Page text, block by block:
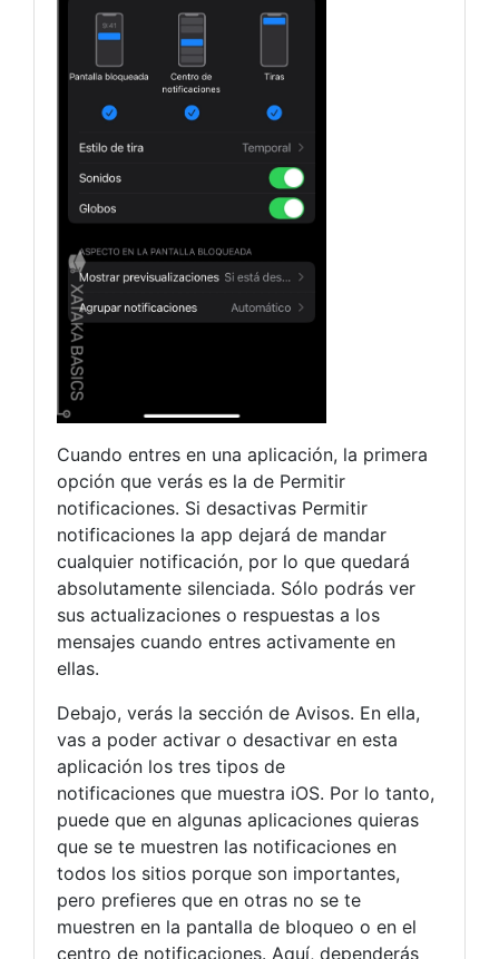
Cuando entres en una aplicación, la primera
opción que verás es la de Permitir
notificaciones. Si desactivas Permitir
notificaciones la app dejará de mandar
cualquier notificación, por lo que quedará
absolutamente silenciada. Sólo podrás ver
sus actualizaciones o respuestas a los
mensajes cuando entres activamente en
ellas.
Debajo, verás la sección de Avisos. En ella,
vas a poder activar o desactivar en esta
aplicación los tres tipos de
notificaciones que muestra iOS. Por lo tanto,
puede que en algunas aplicaciones quieras
que se te muestren las notificaciones en
todos los sitios porque son importantes,
pero prefieres que en otras no se te
muestren en la pantalla de bloqueo o en el
centro de notificaciones. Aquí, dependerás